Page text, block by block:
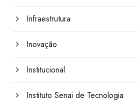
Infraestrutura
Inovação
Institucional
Instituto Senai de Tecnologia